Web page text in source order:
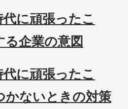
代に頑張ったこ
る企業の意図
代に頑張ったこ
かないときの対策